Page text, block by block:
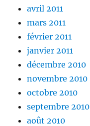
avril 2011
mars 2011
février 2011
janvier 2011
décembre 2010
novembre 2010
octobre 2010
septembre 2010
août 2010